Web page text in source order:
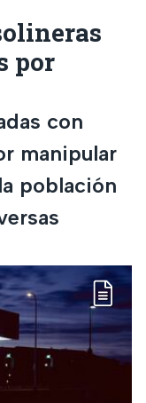
por
con
manipular
población